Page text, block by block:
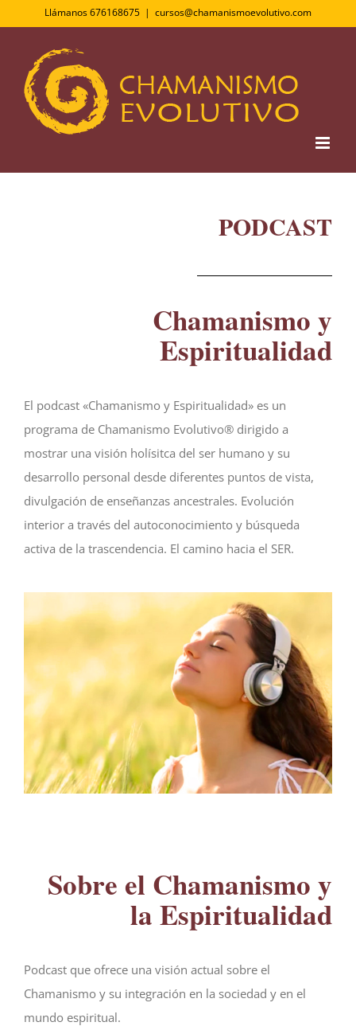
contenido
Llámanos 676168675 | cursos@chamanismoevolutivo.com
PODCAST
Chamanismo y
Espiritualidad
El podcast «Chamanismo y Espiritualidad» es un
programa de Chamanismo Evolutivo® dirigido a
mostrar una visión holísitca del ser humano y su
desarrollo personal desde diferentes puntos de vista,
divulgación de enseñanzas ancestrales. Evolución
interior a través del autoconocimiento y búsqueda
activa de la trascendencia. El camino hacia el SER.
Sobre el Chamanismo y
la Espiritualidad
Podcast que ofrece una visión actual sobre el
Chamanismo y su integración en la sociedad y en el
mundo espiritual.